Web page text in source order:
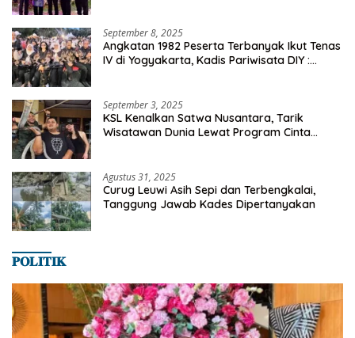
September 8, 2025
Angkatan 1982 Peserta Terbanyak Ikut Tenas
IV di Yogyakarta, Kadis Pariwisata DIY :
September 3, 2025
KSL Kenalkan Satwa Nusantara, Tarik
Wisatawan Dunia Lewat Program Cinta
Agustus 31, 2025
Curug Leuwi Asih Sepi dan Terbengkalai,
Tanggung Jawab Kades Dipertanyakan
𝐏𝐎𝐋𝐈𝐓𝐈𝐊